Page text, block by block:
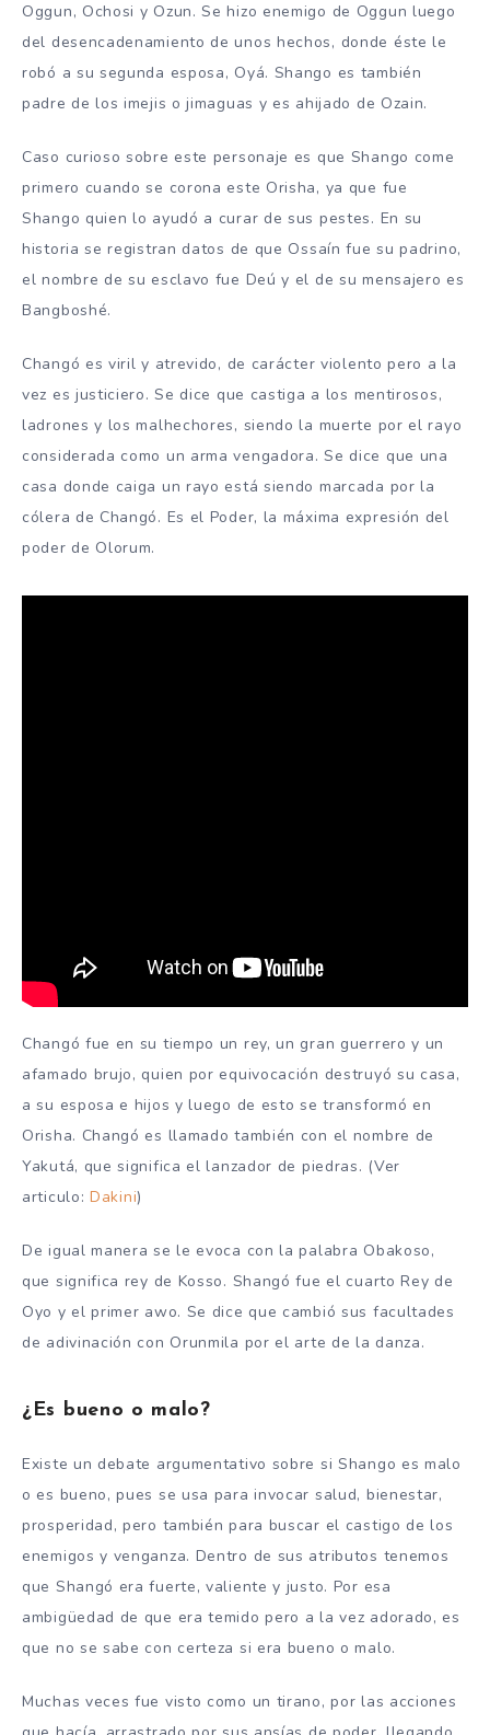
Oggun, Ochosi y Ozun. Se hizo enemigo de Oggun luego
del desencadenamiento de unos hechos, donde éste le
robó a su segunda esposa, Oyá. Shango es también
padre de los imejis o jimaguas y es ahijado de Ozain.
Caso curioso sobre este personaje es que Shango come
primero cuando se corona este Orisha, ya que fue
Shango quien lo ayudó a curar de sus pestes. En su
historia se registran datos de que Ossaín fue su padrino,
el nombre de su esclavo fue Deú y el de su mensajero es
Bangboshé.
Changó es viril y atrevido, de carácter violento pero a la
vez es justiciero. Se dice que castiga a los mentirosos,
ladrones y los malhechores, siendo la muerte por el rayo
considerada como un arma vengadora. Se dice que una
casa donde caiga un rayo está siendo marcada por la
cólera de Changó. Es el Poder, la máxima expresión del
poder de Olorum.
Changó fue en su tiempo un rey, un gran guerrero y un
afamado brujo, quien por equivocación destruyó su casa,
a su esposa e hijos y luego de esto se transformó en
Orisha. Changó es llamado también con el nombre de
Yakutá, que significa el lanzador de piedras. (Ver
articulo:Dakini)
De igual manera se le evoca con la palabra Obakoso,
que significa rey de Kosso. Shangó fue el cuarto Rey de
Oyo y el primer awo. Se dice que cambió sus facultades
de adivinación con Orunmila por el arte de la danza.
¿Es bueno o malo?
Existe un debate argumentativo sobre si Shango es malo
o es bueno, pues se usa para invocar salud, bienestar,
prosperidad, pero también para buscar el castigo de los
enemigos y venganza. Dentro de sus atributos tenemos
que Shangó era fuerte, valiente y justo. Por esa
ambigüedad de que era temido pero a la vez adorado, es
que no se sabe con certeza si era bueno o malo.
Muchas veces fue visto como un tirano, por las acciones